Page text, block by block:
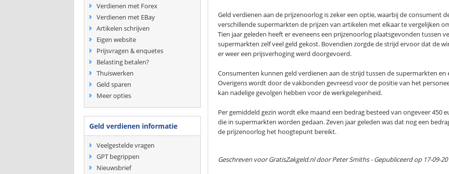
Verdienen met Forex
Verdienen met EBay
Artikelen schrijven
Eigen website
Prijsvragen & enquetes
Belasting betalen?
Thuiswerken
Geld sparen
Meer opties
Geld verdienen informatie
Veelgestelde vragen
GPT begrippen
Nieuwsbrief
Geld verdienen aan de prijzenoorlog is zeker een optie, waarbij de consument
verschillende supermarkten de prijzen van artikelen met elkaar te vergelijken
Tien jaar geleden heeft er eveneens een prijzenoorlog plaatsgevonden tussen
supermarkten zelf veel geld gekost. Bovendien zorgde de strijd ervoor dat de
er weer een prijsverhoging werd doorgevoerd.
Consumenten kunnen geld verdienen aan de strijd tussen de supermarkten
Overigens wordt door de vakbonden gevreesd voor de positie van het
kan nadelige gevolgen hebben voor de werkgelegenheid.
Per gemiddeld gezin wordt elke maand een bedrag besteed van ongeveer 450
die in supermarkten worden gedaan. Zeven jaar geleden was dat nog een
de prijzenoorlog het hoogtepunt bereikt.
Geschreven voor GratisZakgeld.nl doorPeter Smiths- Gepubliceerd op 17-09-